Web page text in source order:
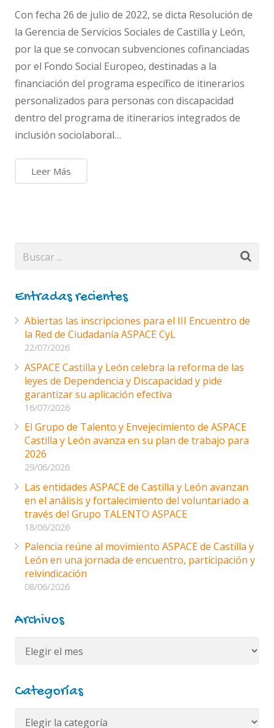
Con fecha 26 de julio de 2022, se dicta Resolución de
la Gerencia de Servicios Sociales de Castilla y León,
por la que se convocan subvenciones cofinanciadas
por el Fondo Social Europeo, destinadas a la
financiación del programa específico de itinerarios
personalizados para personas con discapacidad
dentro del programa de itinerarios integrados de
inclusión sociolaboral…
Leer Más
Entradas recientes
Abiertas las inscripciones para el III Encuentro de
la Red de Ciudadanía ASPACE CyL
22/07/2026
ASPACE Castilla y León celebra la reforma de las
leyes de Dependencia y Discapacidad y pide
garantizar su aplicación efectiva
16/07/2026
El Grupo de Talento y Envejecimiento de ASPACE
Castilla y León avanza en su plan de trabajo para
2026
29/06/2026
Las entidades ASPACE de Castilla y León avanzan
en el análisis y fortalecimiento del voluntariado a
través del Grupo TALENTO ASPACE
18/06/2026
Palencia reúne al movimiento ASPACE de Castilla y
León en una jornada de encuentro, participación y
reivindicación
08/06/2026
Archivos
Archivos
Categorías
Categorías